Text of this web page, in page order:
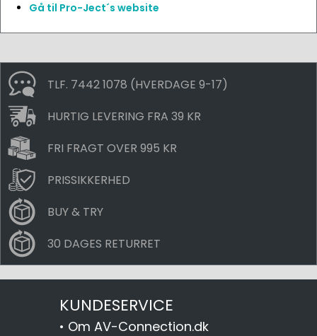
Gå til Pro-Ject´s website
TLF. 7442 1078 (HVERDAGE 9-17)
HURTIG LEVERING FRA 39 KR
FRI FRAGT OVER 995 KR
PRISSIKKERHED
BUY & TRY
30 DAGES RETURRET
KUNDESERVICE
• Om AV-Connection.dk